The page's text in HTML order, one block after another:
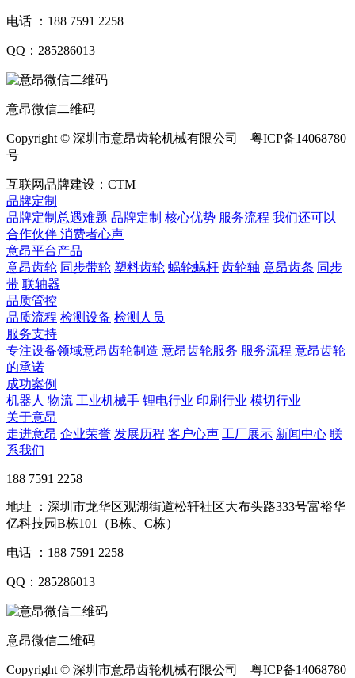
电话 ：188 7591 2258
QQ：285286013
意昂微信二维码
Copyright © 深圳市意昂齿轮机械有限公司 粤ICP备14068780
号
互联网品牌建设：CTM
品牌定制
品牌定制总遇难题 品牌定制 核心优势 服务流程 我们还可以
合作伙伴 ​ 消费者心声
意昂平台产品
意昂齿轮 同步带轮 塑料齿轮 蜗轮蜗杆 齿轮轴 意昂齿条 同步
带 联轴器
品质管控
品质流程 检测设备 检测人员
服务支持
专注设备领域意昂齿轮制造 意昂齿轮服务 服务流程 意昂齿轮
的承诺
成功案例
机器人 物流 工业机械手 锂电行业 印刷行业 模切行业
关于意昂
走进意昂 企业荣誉 发展历程 客户心声 工厂展示 新闻中心 联
系我们
188 7591 2258
地址 ：深圳市龙华区观湖街道松轩社区大布头路333号富裕华
亿科技园B栋101（B栋、C栋）
电话 ：188 7591 2258
QQ：285286013
意昂微信二维码
Copyright © 深圳市意昂齿轮机械有限公司 粤ICP备14068780